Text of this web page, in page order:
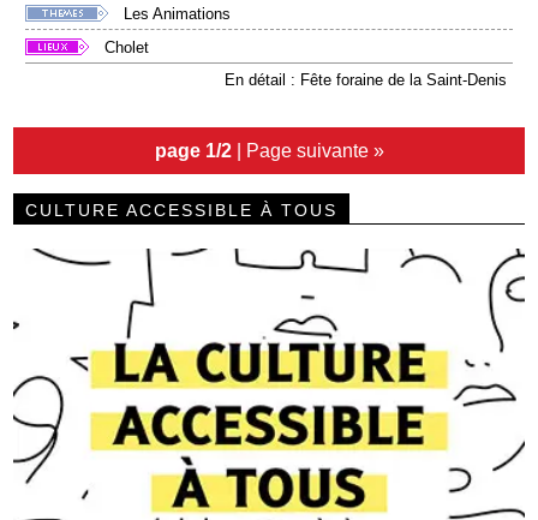
Les Animations
Cholet
En détail : Fête foraine de la Saint-Denis
page 1/2 | Page suivante »
CULTURE ACCESSIBLE À TOUS